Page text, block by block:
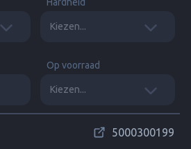
Hardheid
Op voorraad
5000300199